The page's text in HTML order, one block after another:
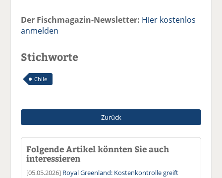
Der Fischmagazin-Newsletter: Hier kostenlos
anmelden
Stichworte
Chile
Zurück
Folgende Artikel könnten Sie auch
interessieren
[05.05.2026] Royal Greenland: Kostenkontrolle greift